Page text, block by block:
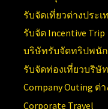
รับจัดเที่ยวต่างประ
รับจัด Incentive Trip
บริษัทรับจัดทริปพนั
รับจัดท่องเที่ยวบริษั
Company Outing ต่
Corporate Travel